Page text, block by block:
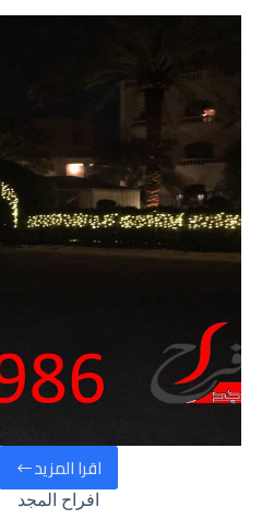
اقرا المزيد
مكتب
افراح
افراح المجد